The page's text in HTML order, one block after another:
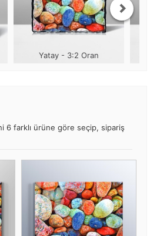
Yatay - 3:2 Oran
6 farklı ürüne göre seçip, sipariş